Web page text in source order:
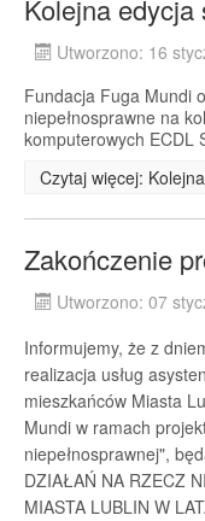
Kolejna edycja
Utworzono: 16
Fundacja Fuga Mundi
niepełnosprawne na
komputerowych ECDL
Czytaj więcej:
Zakończenie
Utworzono: 07
Informujemy, że z
realizacja usług
mieszkańców Miasta
Mundi w ramach
niepełnosprawnej",
DZIAŁAŃ NA RZECZ
MIASTA LUBLIN W